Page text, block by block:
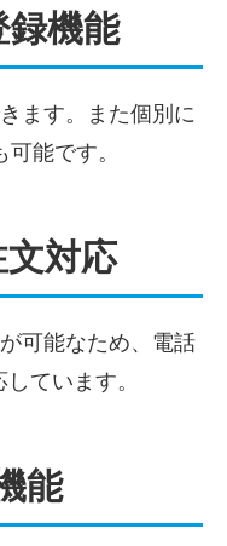
機能
ます。また個別に
能です。
対応
可能なため、電話
ています。
能